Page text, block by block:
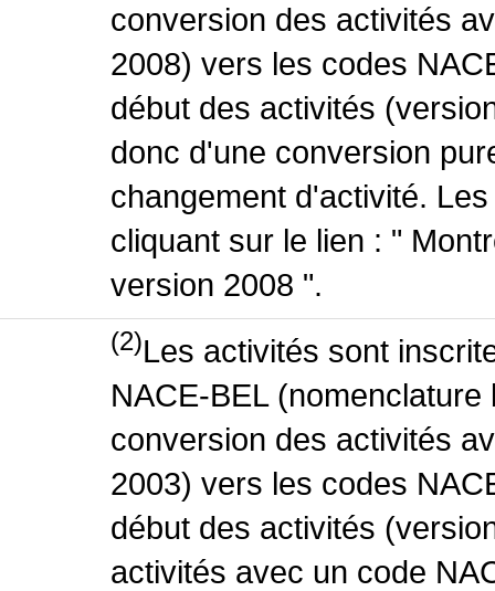
conversion des activités
2008) vers les codes
début des activités
donc d'une conversion
changement d'activité.
cliquant sur le lien : "
version 2008 ".
(2)Les activités sont
NACE-BEL
conversion des activités
2003) vers les codes
début des activités
activités avec un code